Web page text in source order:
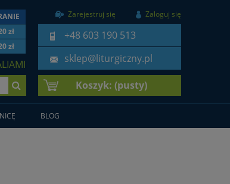
Zarejestruj się Zaloguj się
+48 603 190 513
sklep@liturgiczny.pl
zł
zł
Koszyk: (pusty)
BLOG